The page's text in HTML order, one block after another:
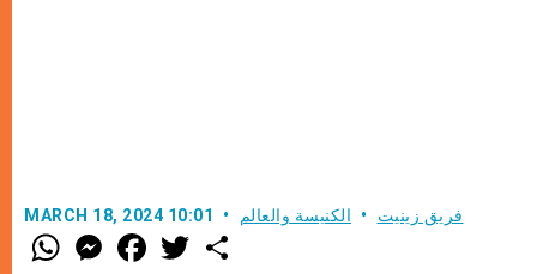
MARCH 18, 2024 10:01 فريق زينيت الكنيسة والعالم
W
h
M
e
F
a
T
w